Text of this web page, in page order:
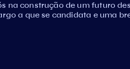
na construção de um futuro
a que se candidata e uma